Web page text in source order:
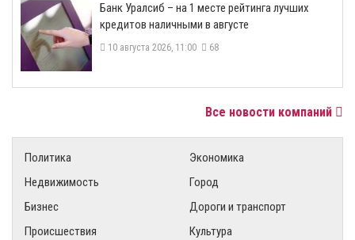
Банк Уралсиб – на 1 месте рейтинга лучших
кредитов наличными в августе
10 августа 2026, 11:00 68
Все новости компаний
Политика
Экономика
Недвижимость
Город
Бизнес
Дороги и транспорт
Происшествия
Культура